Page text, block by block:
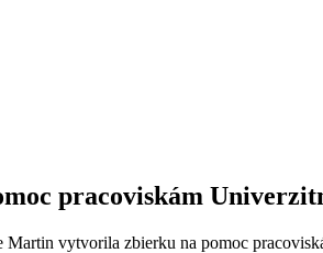
pracoviskám
Martin vytvorila zbierku na pomoc